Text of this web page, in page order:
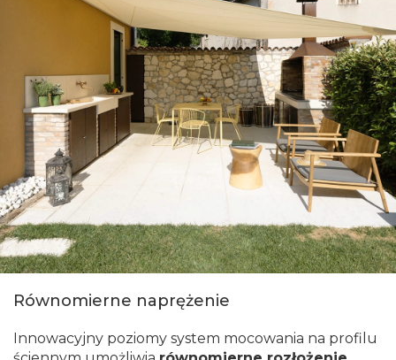
Równomierne naprężenie
Innowacyjny poziomy system mocowania na profilu